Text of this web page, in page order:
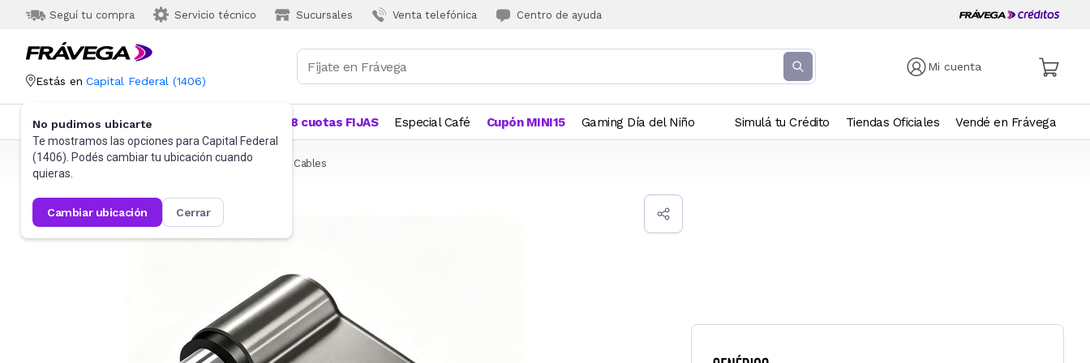
Seguí tu compra Servicio técnico Sucursales Venta telefónica Centro de ayuda
Mi cuenta
Estás en Capital Federal (1406)
No pudimos ubicarte
Te mostramos las opciones para Capital Federal
(1406). Podés cambiar tu ubicación cuando
quieras.
cambiar ubicación cerrar
Categorías Más Vendidos 18 cuotas FIJAS Especial Café Cupón MINI15 Gaming Día del Niño Simulá tu Crédito Tiendas Oficiales Vendé en Frávega
Frávega Informática Accesorios de Informática Cables